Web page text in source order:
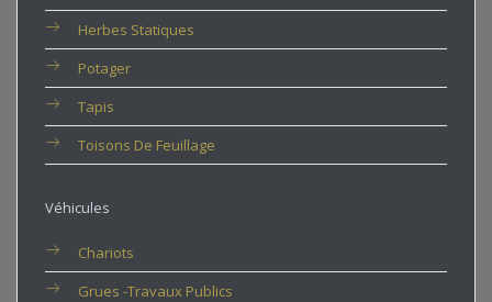
Herbes Statiques
Potager
Tapis
Toisons De Feuillage
Véhicules
Chariots
Grues -travaux Publics